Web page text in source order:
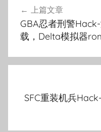
导
航
上篇文章
GBA忍者刑警
载，Delta模拟器
SFC重装机兵